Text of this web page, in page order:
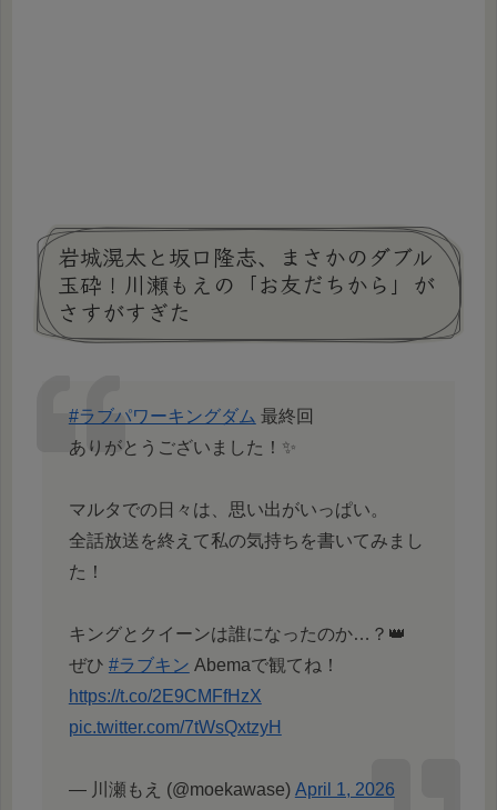
岩城滉太と坂口隆志、まさかのダブル
玉砕！川瀬もえの「お友だちから」が
さすがすぎた
#ラブパワーキングダム 最終回
ありがとうございました！✨
マルタでの日々は、思い出がいっぱい。
全話放送を終えて私の気持ちを書いてみまし
た！
キングとクイーンは誰になったのか…？👑
ぜひ #ラブキン Abemaで観てね！
https://t.co/2E9CMFfHzX
pic.twitter.com/7tWsQxtzyH
— 川瀬もえ (@moekawase) April 1, 2026